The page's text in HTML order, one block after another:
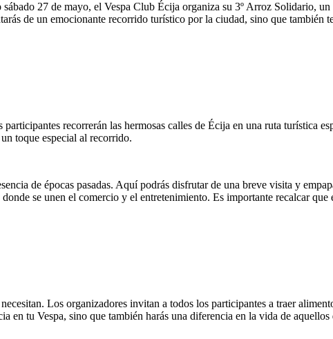
27 de mayo, el Vespa Club Écija organiza su 3º Arroz Solidario,
de un emocionante recorrido turístico por la ciudad, sino que también
recorrerán las hermosas calles de Écija en una ruta turística
toque especial al recorrido.
de épocas pasadas. Aquí podrás disfrutar de una breve visita y
se unen el comercio y el entretenimiento. Es importante recalcar
Los organizadores invitan a todos los participantes a traer
en tu Vespa, sino que también harás una diferencia en la vida de